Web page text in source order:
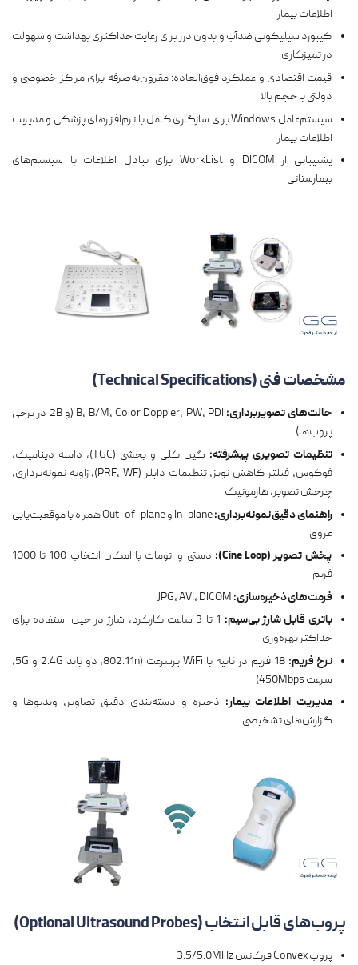
اطلاعات بیمار
کیبورد سیلیکونی ضدآب و بدون درز برای رعایت حداکثری بهداشت و سهولت
در تمیزکاری
قیمت اقتصادی و عملکرد فوق‌العاده: مقرون‌به‌صرفه برای مراکز خصوصی و
دولتی با حجم بالا
سیستم‌عامل Windows برای سازگاری کامل با نرم‌افزارهای پزشکی و مدیریت
اطلاعات بیمار
پشتیبانی از DICOM و WorkList برای تبادل اطلاعات با سیستم‌های
بیمارستانی
مشخصات فنی (Technical Specifications
)
حالت‌های تصویربرداری:
B, B/M, Color Doppler, PW, PDI (و 2B در برخی
پروب‌ها)
تنظیمات تصویری پیشرفته:
گین کلی و بخشی (TGC)، دامنه دینامیک،
فوکوس، فیلتر کاهش نویز، تنظیمات داپلر (PRF، WF)، زاویه نمونه‌برداری،
چرخش تصویر، هارمونیک
راهنمای دقیق نمونه‌برداری:
In-plane و Out-of-plane همراه با موقعیت‌یابی
عروق
پخش تصویر (Cine Loop):
دستی و اتومات با امکان انتخاب 100 تا 1000
فریم
فرمت‌های ذخیره‌سازی:
باتری قابل شارژ بی‌سیم:
1 تا 3 ساعت کارکرد، شارژ در حین استفاده برای
حداکثر بهره‌وری
نرخ فریم:
18 فریم در ثانیه با WiFi پرسرعت (802.11n، دو باند 2.4G و 5G،
سرعت 450Mbps)
مدیریت اطلاعات بیمار: ذخیره و دسته‌بندی دقیق تصاویر، ویدیوها و
گزارش‌های تشخیصی
پروب‌های قابل انتخاب (Optional Ultrasound Probes)
پروب Convex فرکانس 3.5/5.0MHz